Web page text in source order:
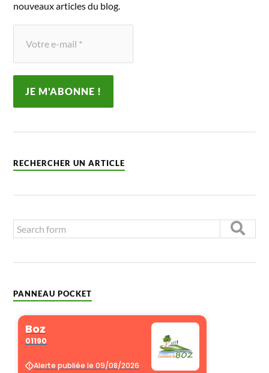
nouveaux articles du blog.
RECHERCHER UN ARTICLE
PANNEAU POCKET